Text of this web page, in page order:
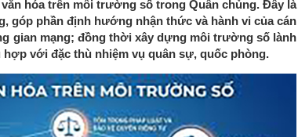
hóa trên môi trường số trong Quân chủng. Đây là
góp phần định hướng nhận thức và hành vi của cán
gian mạng; đồng thời xây dựng môi trường số lành
hợp với đặc thù nhiệm vụ quân sự, quốc phòng.